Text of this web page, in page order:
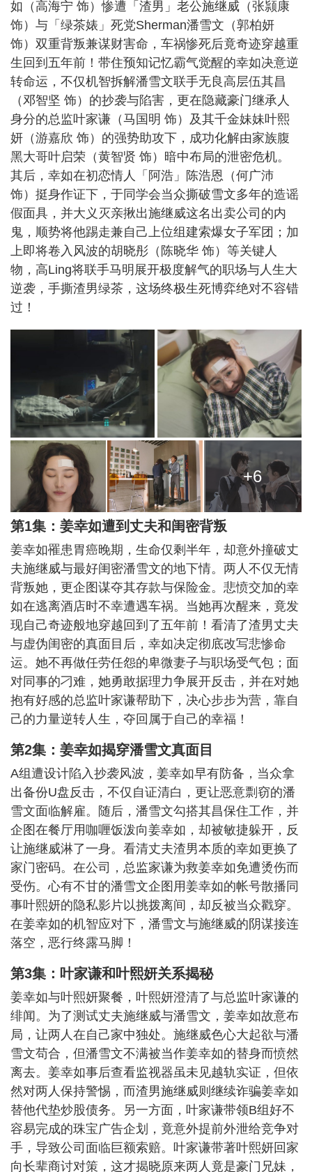
如（高海宁 饰）惨遭「渣男」老公施继威（张颕康
饰）与「绿茶婊」死党Sherman潘雪文（郭柏妍
饰）双重背叛兼谋财害命，车祸惨死后竟奇迹穿越重
生回到五年前！带住预知记忆霸气觉醒的幸如决意逆
转命运，不仅机智拆解潘雪文联手无良高层伍其昌
（邓智坚 饰）的抄袭与陷害，更在隐藏豪门继承人
身分的总监叶家谦（马国明 饰）及其千金妹妹叶熙
妍（游嘉欣 饰）的强势助攻下，成功化解由家族腹
黑大哥叶启荣（黄智贤 饰）暗中布局的泄密危机。
其后，幸如在初恋情人「阿浩」陈浩恩（何广沛
饰）挺身作证下，于同学会当众撕破雪文多年的造谣
假面具，并大义灭亲揪出施继威这名出卖公司的内
鬼，顺势将他踢走兼自己上位组建索爆女子军团；加
上即将卷入风波的胡晓彤（陈晓华 饰）等关键人
物，高Ling将联手马明展开极度解气的职场与人生大
逆袭，手撕渣男绿茶，这场终极生死博弈绝对不容错
过！
+6
第1集：姜幸如遭到丈夫和闺密背叛
姜幸如罹患胃癌晚期，生命仅剩半年，却意外撞破丈
夫施继威与最好闺密潘雪文的地下情。两人不仅无情
背叛她，更企图谋夺其存款与保险金。悲愤交加的幸
如在逃离酒店时不幸遭遇车祸。当她再次醒来，竟发
现自己奇迹般地穿越回到了五年前！看清了渣男丈夫
与虚伪闺密的真面目后，幸如决定彻底改写悲惨命
运。她不再做任劳任怨的卑微妻子与职场受气包；面
对同事的刁难，她勇敢据理力争展开反击，并在对她
抱有好感的总监叶家谦帮助下，决心步步为营，靠自
己的力量逆转人生，夺回属于自己的幸福！
第2集：姜幸如揭穿潘雪文真面目
A组遭设计陷入抄袭风波，姜幸如早有防备，当众拿
出备份U盘反击，不仅自证清白，更让恶意剽窃的潘
雪文面临解雇。随后，潘雪文勾搭其昌保住工作，并
企图在餐厅用咖喱饭泼向姜幸如，却被敏捷躲开，反
让施继威淋了一身。看清丈夫渣男本质的幸如更换了
家门密码。在公司，总监家谦为救姜幸如免遭烫伤而
受伤。心有不甘的潘雪文企图用姜幸如的帐号散播同
事叶熙妍的隐私影片以挑拨离间，却反被当众戳穿。
在姜幸如的机智应对下，潘雪文与施继威的阴谋接连
落空，恶行终露马脚！
第3集：叶家谦和叶熙妍关系揭秘
姜幸如与叶熙妍聚餐，叶熙妍澄清了与总监叶家谦的
绯闻。为了测试丈夫施继威与潘雪文，姜幸如故意布
局，让两人在自己家中独处。施继威色心大起欲与潘
雪文苟合，但潘雪文不满被当作姜幸如的替身而愤然
离去。姜幸如事后查看监视器虽未见越轨实证，但依
然对两人保持警惕，而渣男施继威则继续诈骗姜幸如
替他代垫炒股债务。另一方面，叶家谦带领B组好不
容易完成的珠宝广告企划，竟意外提前外泄给竞争对
手，导致公司面临巨额索赔。叶家谦带著叶熙妍回家
向长辈商讨对策，这才揭晓原来两人竟是豪门兄妹，